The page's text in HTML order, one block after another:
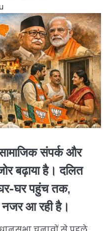
संपर्क और
बढ़ाया है। दलित
घर पहुंच तक,
नजर आ रही है।